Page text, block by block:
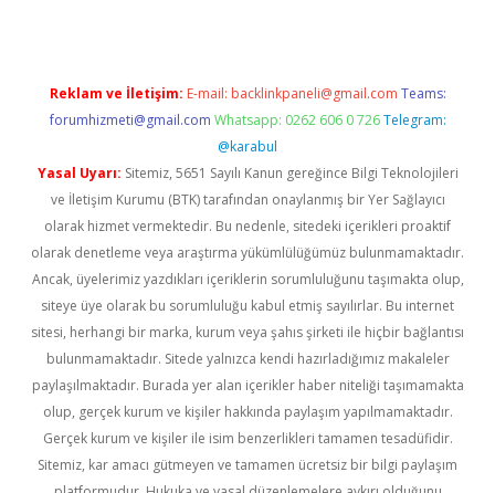
Reklam ve İletişim: E-mail: backlinkpaneli@gmail.com Teams:
forumhizmeti@gmail.com Whatsapp: 0262 606 0 726 Telegram:
@karabul
Yasal Uyarı: Sitemiz, 5651 Sayılı Kanun gereğince Bilgi Teknolojileri
ve İletişim Kurumu (BTK) tarafından onaylanmış bir Yer Sağlayıcı
olarak hizmet vermektedir. Bu nedenle, sitedeki içerikleri proaktif
olarak denetleme veya araştırma yükümlülüğümüz bulunmamaktadır.
Ancak, üyelerimiz yazdıkları içeriklerin sorumluluğunu taşımakta olup,
siteye üye olarak bu sorumluluğu kabul etmiş sayılırlar. Bu internet
sitesi, herhangi bir marka, kurum veya şahıs şirketi ile hiçbir bağlantısı
bulunmamaktadır. Sitede yalnızca kendi hazırladığımız makaleler
paylaşılmaktadır. Burada yer alan içerikler haber niteliği taşımamakta
olup, gerçek kurum ve kişiler hakkında paylaşım yapılmamaktadır.
Gerçek kurum ve kişiler ile isim benzerlikleri tamamen tesadüfidir.
Sitemiz, kar amacı gütmeyen ve tamamen ücretsiz bir bilgi paylaşım